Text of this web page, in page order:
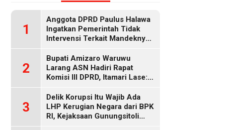
1
Anggota DPRD Paulus Halawa
Ingatkan Pemerintah Tidak
Intervensi Terkait Mandeknya
2
Bupati Amizaro Waruwu
Larang ASN Hadiri Rapat
Komisi III DPRD, Itamari Lase:
Parliament
3
Delik Korupsi Itu Wajib Ada
LHP Kerugian Negara dari BPK
RI, Kejaksaan Gunungsitoli